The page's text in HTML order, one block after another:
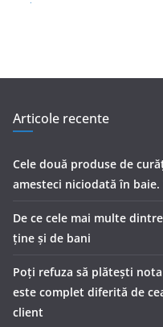
Articole recente
Cele două produse de
amesteci niciodată în
De ce cele mai multe
ține și de bani
Poți refuza să plătești
este complet diferită de
client